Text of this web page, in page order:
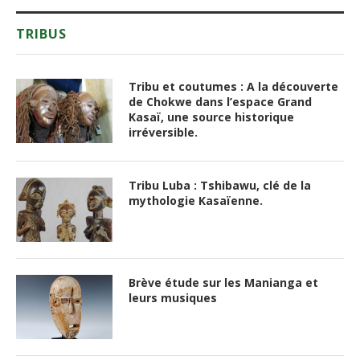
TRIBUS
Tribu et coutumes : A la découverte
de Chokwe dans l’espace Grand
Kasaï, une source historique
irréversible.
Tribu Luba : Tshibawu, clé de la
mythologie Kasaïenne.
Brève étude sur les Manianga et
leurs musiques